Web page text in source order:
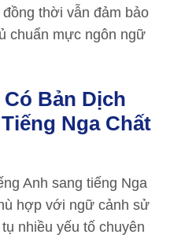
thời vẫn đảm bảo
chuẩn mực ngôn ngữ
Bản Dịch
Nga Chất
Anh sang tiếng Nga
hợp với ngữ cảnh sử
nhiều yếu tố chuyên